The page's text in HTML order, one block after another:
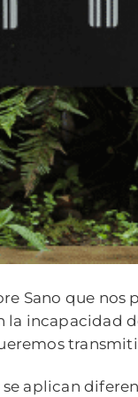
Sano que nos
incapacidad
se aplican